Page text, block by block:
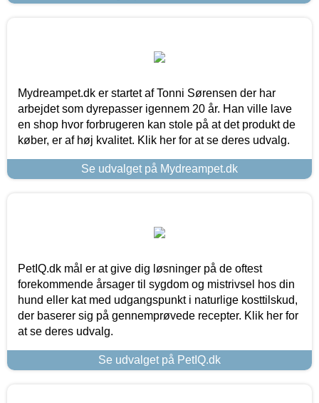
Mydreampet.dk er startet af Tonni Sørensen der har
arbejdet som dyrepasser igennem 20 år. Han ville lave
en shop hvor forbrugeren kan stole på at det produkt de
køber, er af høj kvalitet. Klik her for at se deres udvalg.
Se udvalget på Mydreampet.dk
PetIQ.dk mål er at give dig løsninger på de oftest
forekommende årsager til sygdom og mistrivsel hos din
hund eller kat med udgangspunkt i naturlige kosttilskud,
der baserer sig på gennemprøvede recepter. Klik her for
at se deres udvalg.
Se udvalget på PetIQ.dk